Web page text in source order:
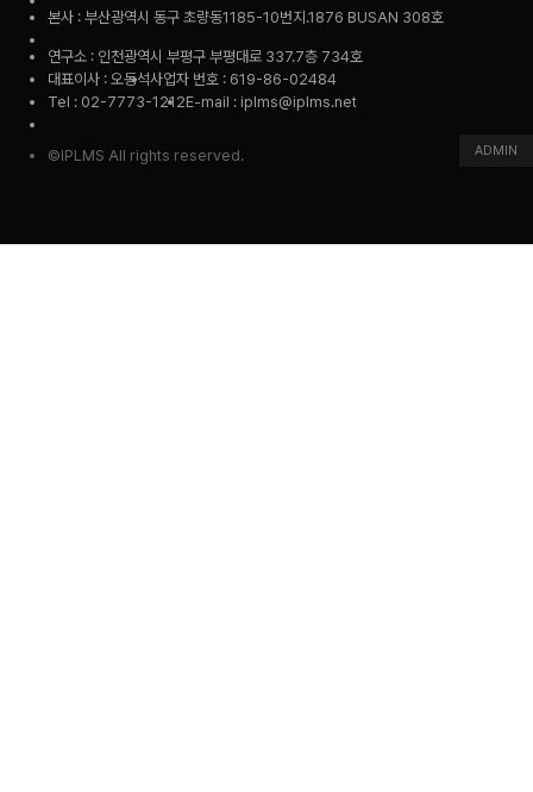
본사 : 부산광역시 동구 초량동1185-10번지.1876 BUSAN 308호
연구소 : 인천광역시 부평구 부평대로 337.7층 734호
대표이사 : 오동석사업자 번호 : 619-86-02484
Tel : 02-7773-1212E-mail : iplms@iplms.net
©IPLMS All rights reserved. ADMIN